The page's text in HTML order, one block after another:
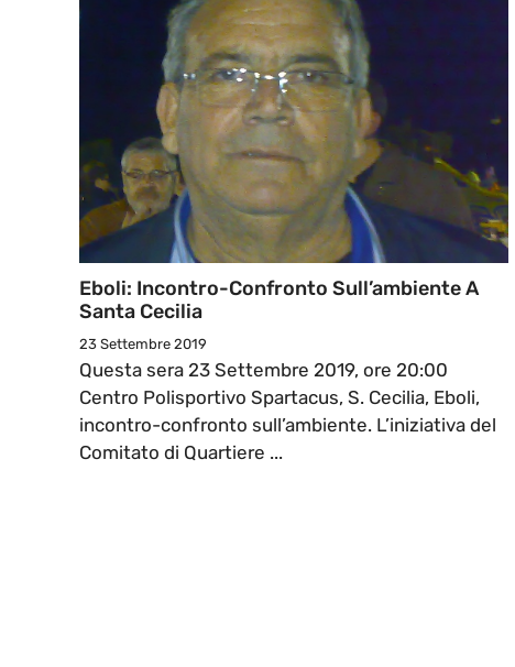
Eboli: Incontro-Confronto Sull’ambiente A
Santa Cecilia
23 Settembre 2019
Questa sera 23 Settembre 2019, ore 20:00
Centro Polisportivo Spartacus, S. Cecilia, Eboli,
incontro-confronto sull’ambiente. L’iniziativa del
Comitato di Quartiere ...